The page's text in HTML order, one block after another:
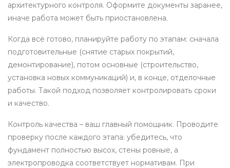
архитектурного контроля. Оформите документы заранее,
иначе работа может быть приостановлена.
Когда всё готово, планируйте работу по этапам: сначала
подготовительные (снятие старых покрытий,
демонтирование), потом основные (строительство,
установка новых коммуникаций) и, в конце, отделочные
работы. Такой подход позволяет контролировать сроки
и качество.
Контроль качества – ваш главный помощник. Проводите
проверку после каждого этапа: убедитесь, что
фундамент полностью высох, стены ровные, а
электропроводка соответствует нормативам. При